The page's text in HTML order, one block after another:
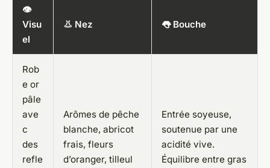
👁️
Visu
el
👃 Nez 👅 Bouche
Rob
e or
pâle
ave
c
des
refle
Arômes de pêche
blanche, abricot
frais, fleurs
d’oranger, tilleul
Entrée soyeuse,
soutenue par une
acidité vive.
Équilibre entre gras